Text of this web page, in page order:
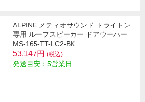
ALPINE メティオサウンド トライトン
専用 ルーフスピーカー ドアウーハー
MS-165-TT-LC2-BK
53,147円 (税込)
発送目安：5営業日